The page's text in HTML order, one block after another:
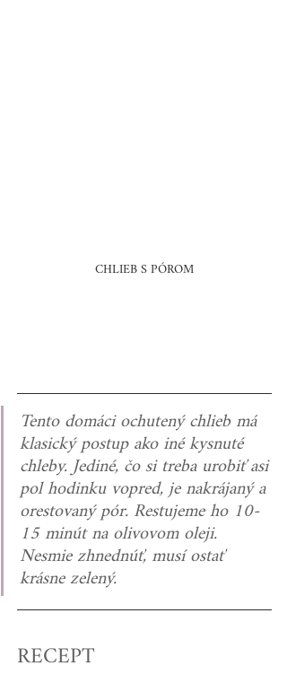
CHLIEB S PÓROM
Tento domáci ochutený chlieb má
klasický postup ako iné kysnuté
chleby. Jediné, čo si treba urobiť asi
pol hodinku vopred, je nakrájaný a
orestovaný pór. Restujeme ho 10-
15 minút na olivovom oleji.
Nesmie zhnednúť, musí ostať
krásne zelený.
RECEPT